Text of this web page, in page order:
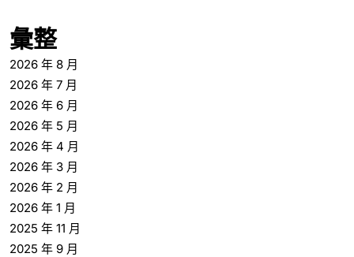
彙整
2026 年 8 月
2026 年 7 月
2026 年 6 月
2026 年 5 月
2026 年 4 月
2026 年 3 月
2026 年 2 月
2026 年 1 月
2025 年 11 月
2025 年 9 月